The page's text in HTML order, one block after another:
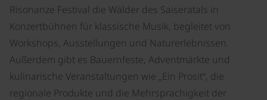
Risonanze Festival die Wälder des Saiseratals in
Konzertbühnen für klassische Musik, begleitet von
Workshops, Ausstellungen und Naturerlebnissen.
Außerdem gibt es Bauernfeste, Adventmärkte und
kulinarische Veranstaltungen wie „Ein Prosit“, die
regionale Produkte und die Mehrsprachigkeit der